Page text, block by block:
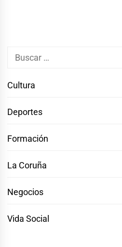
Buscar:
Cultura
Deportes
Formación
La Coruña
Negocios
Vida Social